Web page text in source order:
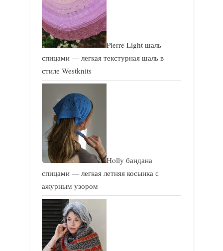
Pierre Light шаль
спицами — легкая текстурная шаль в
стиле Westknits
Holly бандана
спицами — легкая летняя косынка с
ажурным узором